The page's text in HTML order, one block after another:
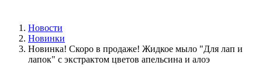
Новости
Новинки
Новинка! Скоро в продаже! Жидкое мыло "Для лап и
лапок" с экстрактом цветов апельсина и алоэ